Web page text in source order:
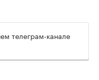
телеграм-канале